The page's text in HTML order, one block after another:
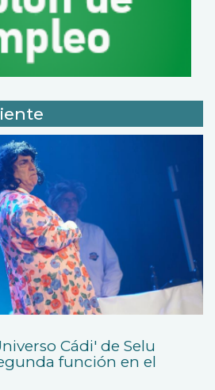
Cádi' de Selu
función en el